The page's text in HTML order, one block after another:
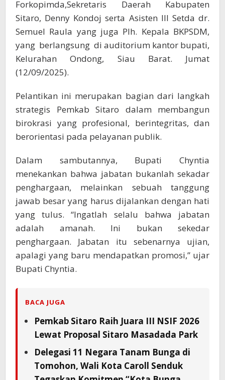
Forkopimda,Sekretaris Daerah Kabupaten
Sitaro, Denny Kondoj serta Asisten III Setda dr.
Semuel Raula yang juga Plh. Kepala BKPSDM,
yang berlangsung di auditorium kantor bupati,
Kelurahan Ondong, Siau Barat. Jumat
(12/09/2025).
Pelantikan ini merupakan bagian dari langkah
strategis Pemkab Sitaro dalam membangun
birokrasi yang profesional, berintegritas, dan
berorientasi pada pelayanan publik.
Dalam sambutannya, Bupati Chyntia
menekankan bahwa jabatan bukanlah sekadar
penghargaan, melainkan sebuah tanggung
jawab besar yang harus dijalankan dengan hati
yang tulus. “Ingatlah selalu bahwa jabatan
adalah amanah. Ini bukan sekedar
penghargaan. Jabatan itu sebenarnya ujian,
apalagi yang baru mendapatkan promosi,” ujar
Bupati Chyntia.
BACA JUGA
Pemkab Sitaro Raih Juara III NSIF 2026
Lewat Proposal Sitaro Masadada Park
Delegasi 11 Negara Tanam Bunga di
Tomohon, Wali Kota Caroll Senduk